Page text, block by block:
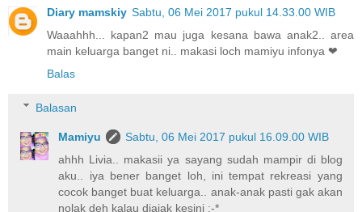
Diary mamskiy Sabtu, 06 Mei 2017 pukul 14.33.00 WIB
Waaahhh... kapan2 mau juga kesana bawa anak2.. area
main keluarga banget ni.. makasi loch mamiyu infonya ❤
Balas
Balasan
Mamiyu
Sabtu, 06 Mei 2017 pukul 16.09.00 WIB
ahhh Livia.. makasii ya sayang sudah mampir di blog
aku.. iya bener banget loh, ini tempat rekreasi yang
cocok banget buat keluarga.. anak-anak pasti gak akan
nolak deh kalau diajak kesini :-*